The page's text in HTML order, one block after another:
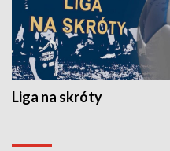
Liga na skróty